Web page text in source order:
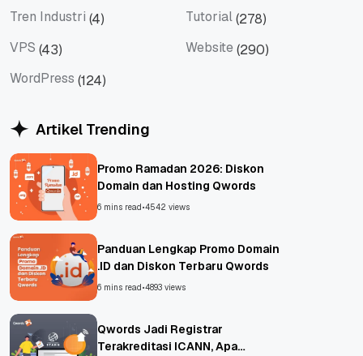
Tren Industri (4) Tutorial(278)
VPS (43) Website (290)
WordPress (124)
Artikel Trending
Promo Ramadan 2026: Diskon
Domain dan Hosting Qwords
6 mins read•4542 views
Panduan Lengkap Promo Domain
.ID dan Diskon Terbaru Qwords
6 mins read•4893 views
Qwords Jadi Registrar
Terakreditasi ICANN, Apa